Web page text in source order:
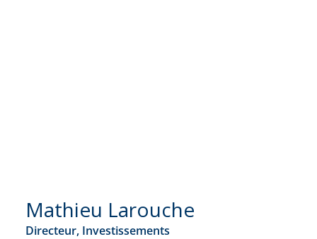
Mathieu Larouche
Directeur, Investissements